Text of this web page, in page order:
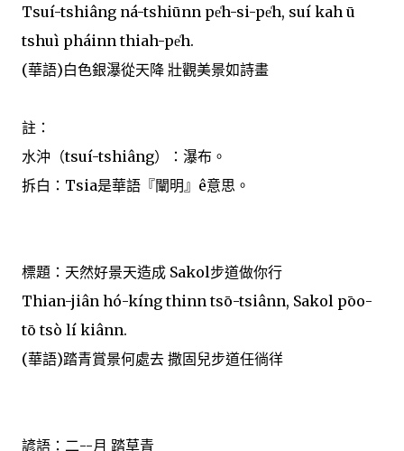
Tsuí-tshiâng ná-tshiūnn pe̍h-si-pe̍h, suí kah ū
tshuì pháinn thiah-pe̍h.
(華語)白色銀瀑從天降 壯觀美景如詩畫
註：
水沖（tsuí-tshiâng）：瀑布。
拆白：Tsia是華語『闡明』ê意思。
標題：天然好景天造成 Sakol步道做你行
Thian-jiân hó-kíng thinn tsō-tsiânn, Sakol pōo-
tō tsò lí kiânn.
(華語)踏青賞景何處去 撒固兒步道任徜徉
諺語：二--月 踏草青